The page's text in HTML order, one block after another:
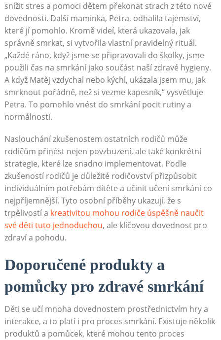
snížit stres a pomoci dětem překonat strach z této nové
dovednosti. Další maminka, Petra, odhalila tajemství,
které jí pomohlo. Kromě videí, která ukazovala, jak
správně smrkat, si vytvořila vlastní pravidelný rituál.
„Každé ráno, když jsme se připravovali do školky, jsme
použili čas na smrkání jako součást naší zdravé hygieny.
A když Matěj vzdychal nebo kýchl, ukázala jsem mu, jak
smrknout pořádně, než si vezme kapesník,“ vysvětluje
Petra. To pomohlo vnést do smrkání pocit rutiny a
normálnosti.
Naslouchání zkušenostem ostatních rodičů může
rodičům přinést nejen povzbuzení, ale také konkrétní
strategie, které lze snadno implementovat. Podle
zkušeností rodičů je důležité rodičovství přizpůsobit
individuálním potřebám dítěte a učinit učení smrkání co
nejpříjemnější. Tyto osobní příběhy ukazují, že s
trpělivostí a kreativitou mohou rodiče úspěšně naučit
své děti tuto jednoduchou, ale klíčovou dovednost pro
zdraví a pohodu.
Doporučené produkty a
pomůcky pro zdravé smrkání
Děti se učí mnoha dovednostem prostřednictvím hry a
interakce, a to platí i pro proces smrkání. Existuje několik
produktů a pomůcek, které mohou tento proces